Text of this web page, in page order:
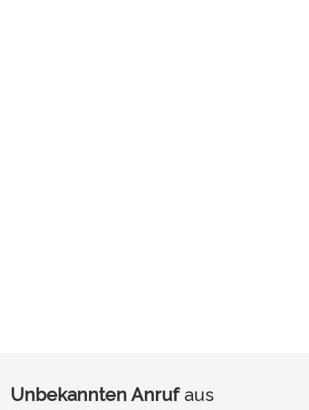
Unbekannten Anrufaus